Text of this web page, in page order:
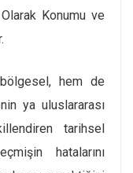
Konumu ve
bölgesel, hem de
ya uluslararası
tarihsel
hatalarını